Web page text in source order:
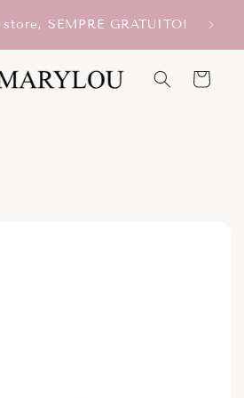
SEMPRE GRATUITO!
Carrello